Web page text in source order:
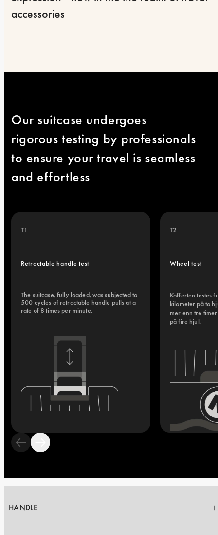
accessories
Our suitcase undergoes
rigorous testing by professionals
to ensure your travel is seamless
and effortless
T1
Retractable handle test
The suitcase, fully loaded, was subjected to
500 cycles of retractable handle pulls at a
rate of 8 times per minute.
T2
Wheel test
Kofferten testes
kilometer på to
mer enn tre
på fire hjul.
HANDLE